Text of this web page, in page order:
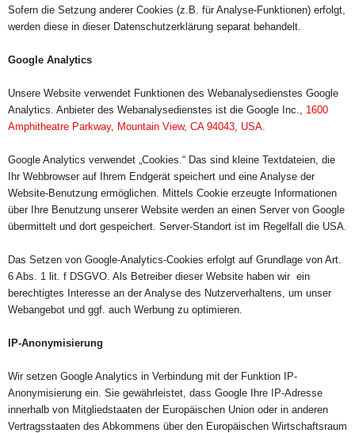
Sofern die Setzung anderer Cookies (z.B. für Analyse-Funktionen) erfolgt,
werden diese in dieser Datenschutzerklärung separat behandelt.
Google Analytics
Unsere Website verwendet Funktionen des Webanalysedienstes Google
Analytics. Anbieter des Webanalysedienstes ist die Google Inc., 1600
Amphitheatre Parkway, Mountain View, CA 94043, USA.
Google Analytics verwendet „Cookies.“ Das sind kleine Textdateien, die
Ihr Webbrowser auf Ihrem Endgerät speichert und eine Analyse der
Website-Benutzung ermöglichen. Mittels Cookie erzeugte Informationen
über Ihre Benutzung unserer Website werden an einen Server von Google
übermittelt und dort gespeichert. Server-Standort ist im Regelfall die USA.
Das Setzen von Google-Analytics-Cookies erfolgt auf Grundlage von Art.
6 Abs. 1 lit. f DSGVO. Als Betreiber dieser Website haben wir ein
berechtigtes Interesse an der Analyse des Nutzerverhaltens, um unser
Webangebot und ggf. auch Werbung zu optimieren.
IP-Anonymisierung
Wir setzen Google Analytics in Verbindung mit der Funktion IP-
Anonymisierung ein. Sie gewährleistet, dass Google Ihre IP-Adresse
innerhalb von Mitgliedstaaten der Europäischen Union oder in anderen
Vertragsstaaten des Abkommens über den Europäischen Wirtschaftsraum